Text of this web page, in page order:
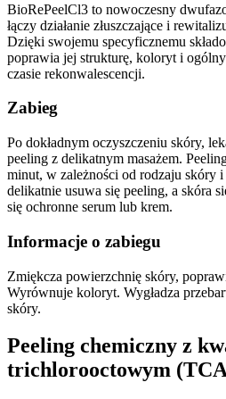
BioRePeelCl3 to nowoczesny
łączy działanie złuszczające i
Dzięki swojemu specyficznemu
poprawia jej strukturę, koloryt i
czasie rekonwalescencji.
Zabieg
Po dokładnym oczyszczeniu skóry,
peeling z delikatnym masażem.
minut, w zależności od rodzaju skóry
delikatnie usuwa się peeling, a skóra
się ochronne serum lub krem.
Informacje o zabiegu
Zmiękcza powierzchnię skóry,
Wyrównuje koloryt. Wygładza
skóry.
Peeling chemiczny z
trichlorooctowym